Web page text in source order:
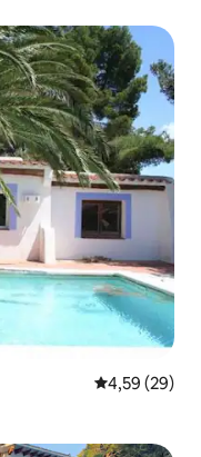
4,59 de uma
4,59 (29)